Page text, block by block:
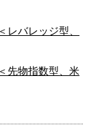
レバレッジ型、
先物指数型、米